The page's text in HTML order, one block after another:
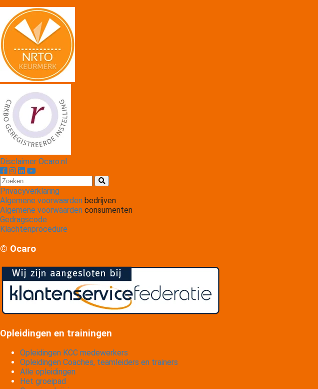
Disclaimer Ocaro.nl
Privacyverklaring
Algemene voorwaarden bedrijven
Algemene voorwaarden consumenten
Gedragscode
Klachtenprocedure
© Ocaro
Opleidingen en trainingen
Opleidingen KCC medewerkers
Opleidingen Coaches, teamleiders en trainers
Alle opleidingen
Het groeipad